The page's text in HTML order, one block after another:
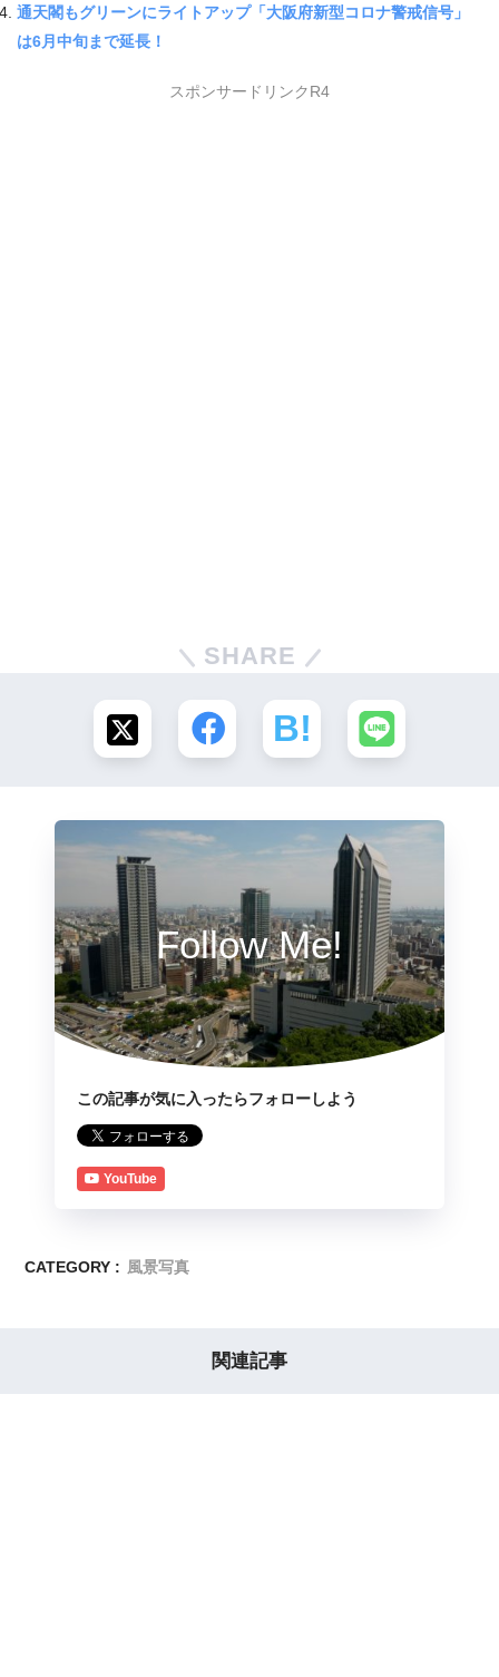
通天閣もグリーンにライトアップ「大阪府新型コロナ警戒信号」
は6月中旬まで延長！
スポンサードリンクR4
SHARE
Follow Me!
この記事が気に入ったらフォローしよう
YouTube
CATEGORY : 風景写真
関連記事